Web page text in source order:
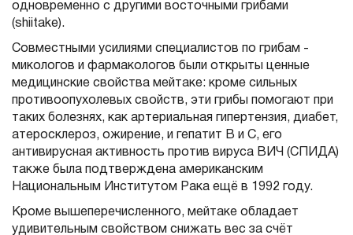
одновременно с другими восточными грибами
(shiitake).
Совместными усилиями специалистов по грибам -
микологов и фармакологов были открыты ценные
медицинские свойства мейтаке: кроме сильных
противоопухолевых свойств, эти грибы помогают при
таких болезнях, как артериальная гипертензия, диабет,
атеросклероз, ожирение, и гепатит В и С, его
антивирусная активность против вируса ВИЧ (СПИДА)
также была подтверждена американским
Национальным Институтом Рака ещё в 1992 году.
Кроме вышеперечисленного, мейтаке обладает
удивительным свойством снижать вес за счёт